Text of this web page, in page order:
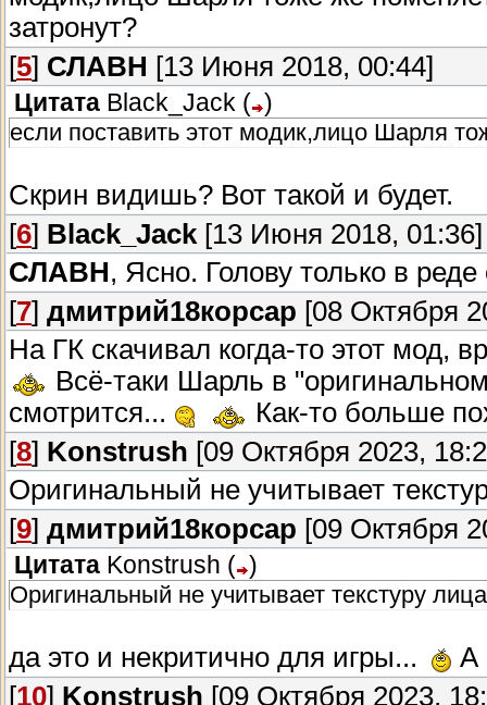
затронут?
[5] СЛАВН [13 Июня 2018, 00:44]
Цитата Black_Jack ( )
если поставить этот модик,лицо Шарля
Скрин видишь? Вот такой и будет.
[6] Black_Jack [13 Июня 2018, 01:36]
СЛАВН, Ясно. Голову только в
[7] дмитрий18корсар [08 Октября
На ГК скачивал когда-то этот мод,
Всё-таки Шарль в
смотрится...
Как-то больше
[8] Konstrush [09 Октября 2023,
Оригинальный не учитывает
[9] дмитрий18корсар [09 Октября
Цитата Konstrush ( )
Оригинальный не учитывает текстуру
да это и некритично для игры...
А
[10] Konstrush [09 Октября 2023,